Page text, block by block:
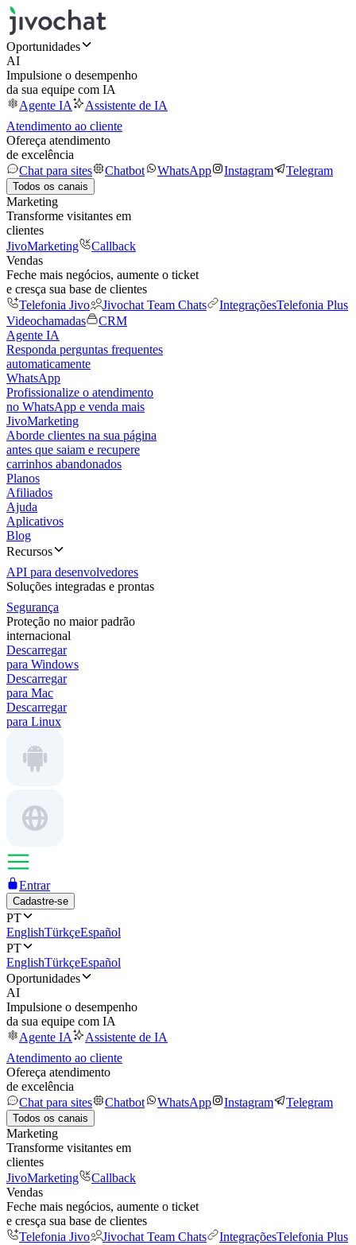
Oportunidades
AI
Impulsione o desempenho
da sua equipe com IA
Agente IA
Assistente de IA
Atendimento ao cliente
Ofereça atendimento
de excelência
Chat para sites
Chatbot WhatsApp Instagram Telegram
Todos os canais
Marketing
Transforme visitantes em
clientes
JivoMarketing
Callback
Vendas
Feche mais negócios, aumente o ticket
e cresça sua base de clientes
Telefonia Jivo
Jivochat Team Chats IntegraçõesTelefonia Plus
Videochamadas
CRM
Agente IA
Responda perguntas frequentes
automaticamente
WhatsApp
Profissionalize o atendimento
no WhatsApp e venda mais
JivoMarketing
Aborde clientes na sua página
antes que saiam e recupere
carrinhos abandonados
Planos
Afiliados
Ajuda
Aplicativos
Blog
Recursos
API para desenvolvedores
Soluções integradas e prontas
Segurança
Proteção no maior padrão
internacional
Descarregar
para Windows
Descarregar
para Mac
Descarregar
para Linux
Entrar
Cadastre-se
PT
EnglishTürkçeEspañol
PT
EnglishTürkçeEspañol
Oportunidades
AI
Impulsione o desempenho
da sua equipe com IA
Agente IA
Assistente de IA
Atendimento ao cliente
Ofereça atendimento
de excelência
Chat para sites
Chatbot WhatsApp Instagram Telegram
Todos os canais
Marketing
Transforme visitantes em
clientes
JivoMarketing
Callback
Vendas
Feche mais negócios, aumente o ticket
e cresça sua base de clientes
Telefonia Jivo
Jivochat Team Chats IntegraçõesTelefonia Plus